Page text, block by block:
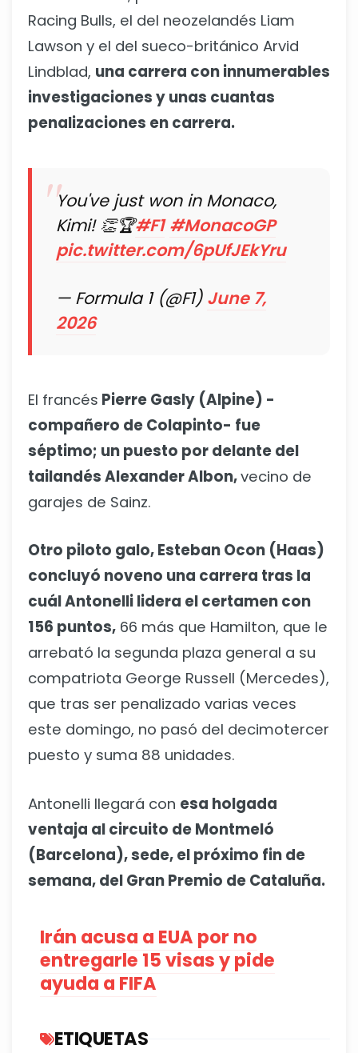
Racing Bulls, el del neozelandés Liam
Lawson y el del sueco-británico Arvid
Lindblad, una carrera con innumerables
investigaciones y unas cuantas
penalizaciones en carrera.
You've just won in Monaco,
Kimi! 👏🏆#F1 #MonacoGP
pic.twitter.com/6pUfJEkYru
— Formula 1 (@F1) June 7,
2026
El francés Pierre Gasly (Alpine) -
compañero de Colapinto- fue
séptimo; un puesto por delante del
tailandés Alexander Albon,vecino de
garajes de Sainz.
Otro piloto galo, Esteban Ocon (Haas)
concluyó noveno una carrera tras la
cuál Antonelli lidera el certamen con
156 puntos, 66 más que Hamilton, que le
arrebató la segunda plaza general a su
compatriota George Russell (Mercedes),
que tras ser penalizado varias veces
este domingo, no pasó del decimotercer
puesto y suma 88 unidades.
Antonelli llegará con esa holgada
ventaja al circuito de Montmeló
(Barcelona), sede, el próximo fin de
semana, del Gran Premio de Cataluña.
Irán acusa a EUA por no
entregarle 15 visas y pide
ayuda a FIFA
ETIQUETAS